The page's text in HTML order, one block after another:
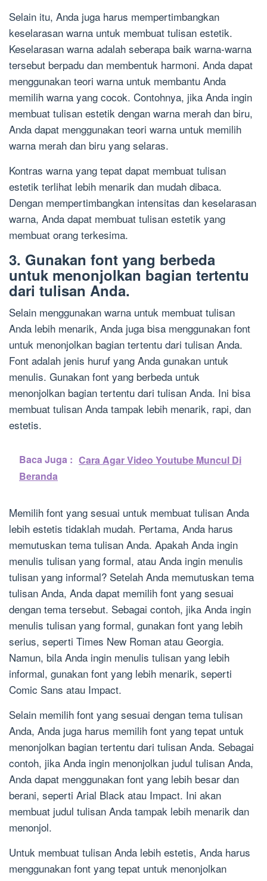
Selain itu, Anda juga harus mempertimbangkan
keselarasan warna untuk membuat tulisan estetik.
Keselarasan warna adalah seberapa baik warna-warna
tersebut berpadu dan membentuk harmoni. Anda dapat
menggunakan teori warna untuk membantu Anda
memilih warna yang cocok. Contohnya, jika Anda ingin
membuat tulisan estetik dengan warna merah dan biru,
Anda dapat menggunakan teori warna untuk memilih
warna merah dan biru yang selaras.
Kontras warna yang tepat dapat membuat tulisan
estetik terlihat lebih menarik dan mudah dibaca.
Dengan mempertimbangkan intensitas dan keselarasan
warna, Anda dapat membuat tulisan estetik yang
membuat orang terkesima.
3. Gunakan font yang berbeda
untuk menonjolkan bagian tertentu
dari tulisan Anda.
Selain menggunakan warna untuk membuat tulisan
Anda lebih menarik, Anda juga bisa menggunakan font
untuk menonjolkan bagian tertentu dari tulisan Anda.
Font adalah jenis huruf yang Anda gunakan untuk
menulis. Gunakan font yang berbeda untuk
menonjolkan bagian tertentu dari tulisan Anda. Ini bisa
membuat tulisan Anda tampak lebih menarik, rapi, dan
estetis.
Baca Juga : Cara Agar Video Youtube Muncul Di
Beranda
Memilih font yang sesuai untuk membuat tulisan Anda
lebih estetis tidaklah mudah. Pertama, Anda harus
memutuskan tema tulisan Anda. Apakah Anda ingin
menulis tulisan yang formal, atau Anda ingin menulis
tulisan yang informal? Setelah Anda memutuskan tema
tulisan Anda, Anda dapat memilih font yang sesuai
dengan tema tersebut. Sebagai contoh, jika Anda ingin
menulis tulisan yang formal, gunakan font yang lebih
serius, seperti Times New Roman atau Georgia.
Namun, bila Anda ingin menulis tulisan yang lebih
informal, gunakan font yang lebih menarik, seperti
Comic Sans atau Impact.
Selain memilih font yang sesuai dengan tema tulisan
Anda, Anda juga harus memilih font yang tepat untuk
menonjolkan bagian tertentu dari tulisan Anda. Sebagai
contoh, jika Anda ingin menonjolkan judul tulisan Anda,
Anda dapat menggunakan font yang lebih besar dan
berani, seperti Arial Black atau Impact. Ini akan
membuat judul tulisan Anda tampak lebih menarik dan
menonjol.
Untuk membuat tulisan Anda lebih estetis, Anda harus
menggunakan font yang tepat untuk menonjolkan